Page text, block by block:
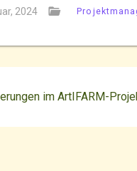
2024
im ArtIFARM-